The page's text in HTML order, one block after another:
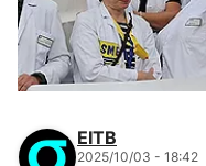
EITB
2025/10/03 - 18:42